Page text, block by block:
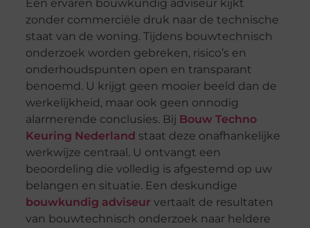
Een ervaren bouwkundig adviseur kijkt
zonder commerciële druk naar de technische
staat van de woning. Tijdens bouwtechnisch
onderzoek worden gebreken, risico’s en
onderhoudspunten open en transparant
benoemd. U krijgt geen mooier beeld dan de
werkelijkheid, maar ook geen onnodig
alarmerende conclusies. Bij Bouw Techno
Keuring Nederland staat deze onafhankelijke
werkwijze centraal. U ontvangt een
beoordeling die volledig is afgestemd op uw
belangen en situatie. Een deskundige
bouwkundig adviseur vertaalt de resultaten
van bouwtechnisch onderzoek naar heldere